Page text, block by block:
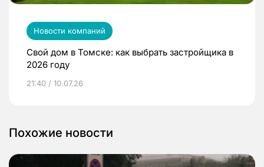
Новости компаний
Свой дом в Томске: как выбрать застройщика в
2026 году
21:40 / 10.07.26
Похожие новости